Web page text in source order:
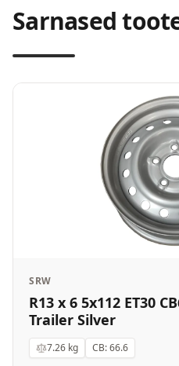
Sarnased
SRW
R13 x 6 5x112 ET30
Trailer Silver
7.26 kg CB:66.6